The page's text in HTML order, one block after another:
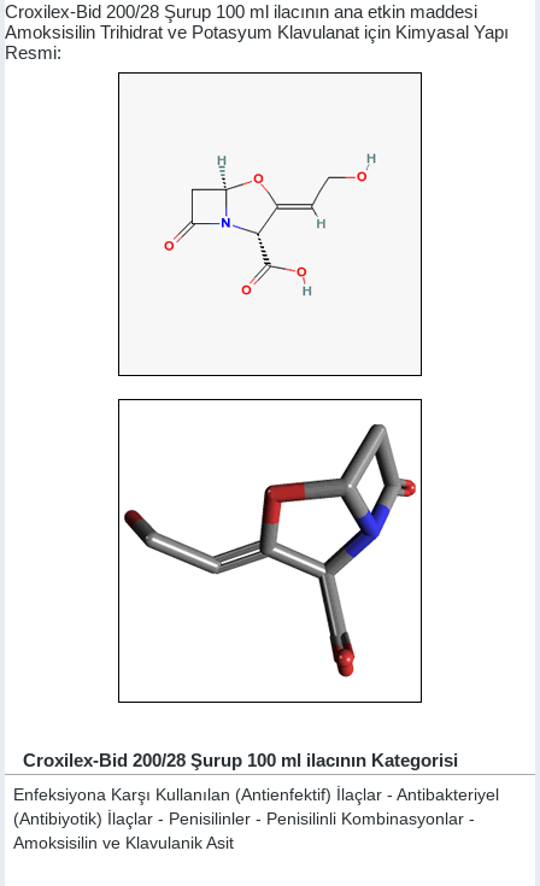
Croxilex-Bid 200/28 Şurup 100 ml ilacının ana etkin maddesi
Amoksisilin Trihidrat ve Potasyum Klavulanat için Kimyasal Yapı
Resmi:
Croxilex-Bid 200/28 Şurup 100 ml ilacının Kategorisi
Enfeksiyona Karşı Kullanılan (Antienfektif) İlaçlar - Antibakteriyel
(Antibiyotik) İlaçlar - Penisilinler - Penisilinli Kombinasyonlar -
Amoksisilin ve Klavulanik Asit